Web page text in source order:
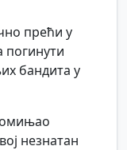
прећи у
погинути
бандита у
незнатан